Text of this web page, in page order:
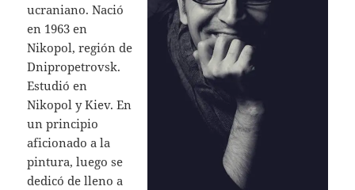
ucraniano. Nació
en 1963 en
Nikopol, región de
Dnipropetrovsk.
Estudió en
Nikopol y Kiev. En
un principio
aficionado a la
pintura, luego se
dedicó de lleno a